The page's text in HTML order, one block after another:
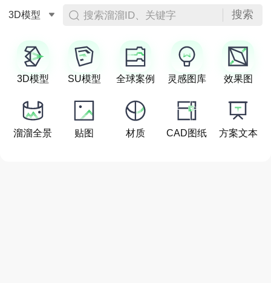
3D模型 搜索溜溜ID、关键字 搜索
3D模型 SU模型 全球案例 灵感图库 效果图
溜溜全景 贴图 材质 CAD图纸 方案文本